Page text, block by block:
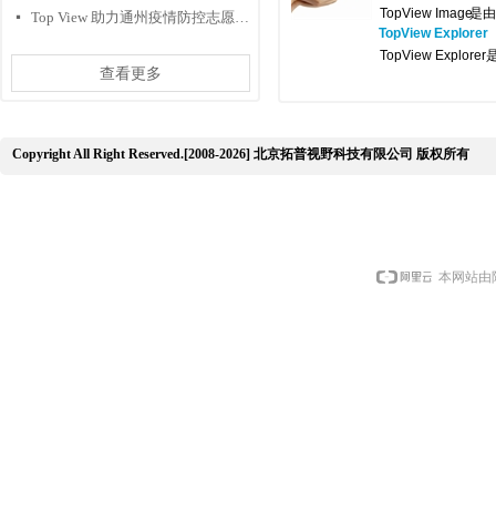
是
TopView Explorer
TopView Image
TopView Explorer
넷 Top View 助力通州疫情防控志愿者工作
查看更多
Copyright All Right Reserved.[2008-2026] 北京拓普视野科技有限公司 版权所有
本网站由